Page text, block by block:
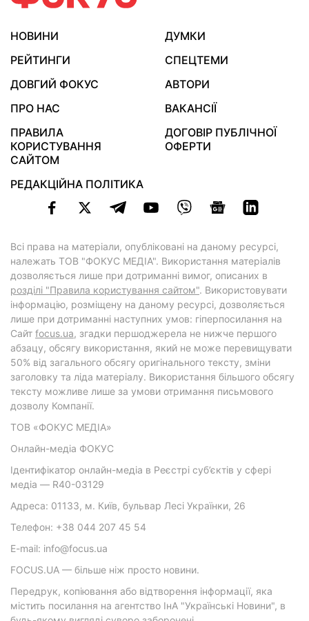
НОВИНИ
ДУМКИ
РЕЙТИНГИ
СПЕЦТЕМИ
ДОВГИЙ ФОКУС
АВТОРИ
ПРО НАС
ВАКАНСІЇ
ПРАВИЛА
КОРИСТУВАННЯ
САЙТОМ
ДОГОВІР ПУБЛІЧНОЇ
ОФЕРТИ
РЕДАКЦІЙНА ПОЛІТИКА
Всі права на матеріали, опубліковані на даному ресурсі,
належать ТОВ "ФОКУС МЕДІА". Використання матеріалів
дозволяється лише при дотриманні вимог, описаних в
розділі "Правила користування сайтом". Використовувати
інформацію, розміщену на даному ресурсі, дозволяється
лише при дотриманні наступних умов: гіперпосилання на
Cайт focus.ua, згадки першоджерела не нижче першого
абзацу, обсягу використання, який не може перевищувати
50% від загального обсягу оригінального тексту, зміни
заголовку та ліда матеріалу. Використання більшого обсягу
тексту можливе лише за умови отримання письмового
дозволу Компанії.
ТОВ «ФОКУС МЕДІА»
Онлайн-медіа ФОКУС
Ідентифікатор онлайн-медіа в Реєстрі суб’єктів у сфері
медіа — R40-03129
Адреса: 01133, м. Київ, бульвар Лесі Українки, 26
Телефон: +38 044 207 45 54
E-mail: info@focus.ua
FOCUS.UA — більше ніж просто новини.
Передрук, копіювання або відтворення інформації, яка
містить посилання на агентство ІнА "Українські Новини", в